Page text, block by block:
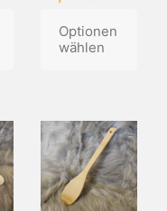
Optionen
wählen
weist
mehrere
Varianten
auf.
Die
Optionen